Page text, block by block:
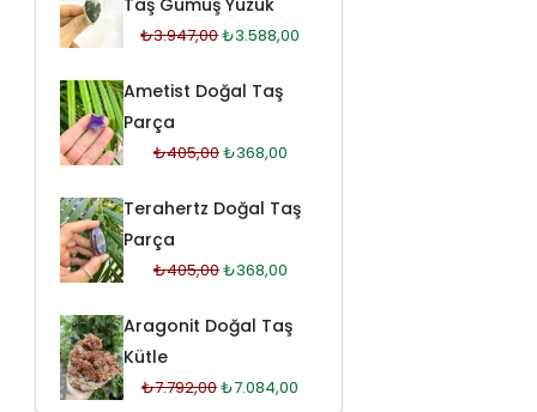
Taş Gümüş Yüzük
₺3.947,00₺3.588,00
Ametist Doğal Taş
Parça
₺405,00₺368,00
Terahertz Doğal Taş
Parça
₺405,00₺368,00
Aragonit Doğal Taş
Kütle
₺7.792,00₺7.084,00